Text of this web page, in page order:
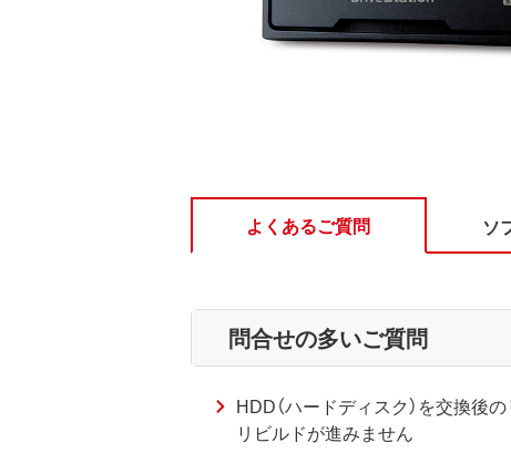
よくあるご質問 ソ
問合せの多いご質問
HDD（ハードディスク）を交換後
リビルドが進みません